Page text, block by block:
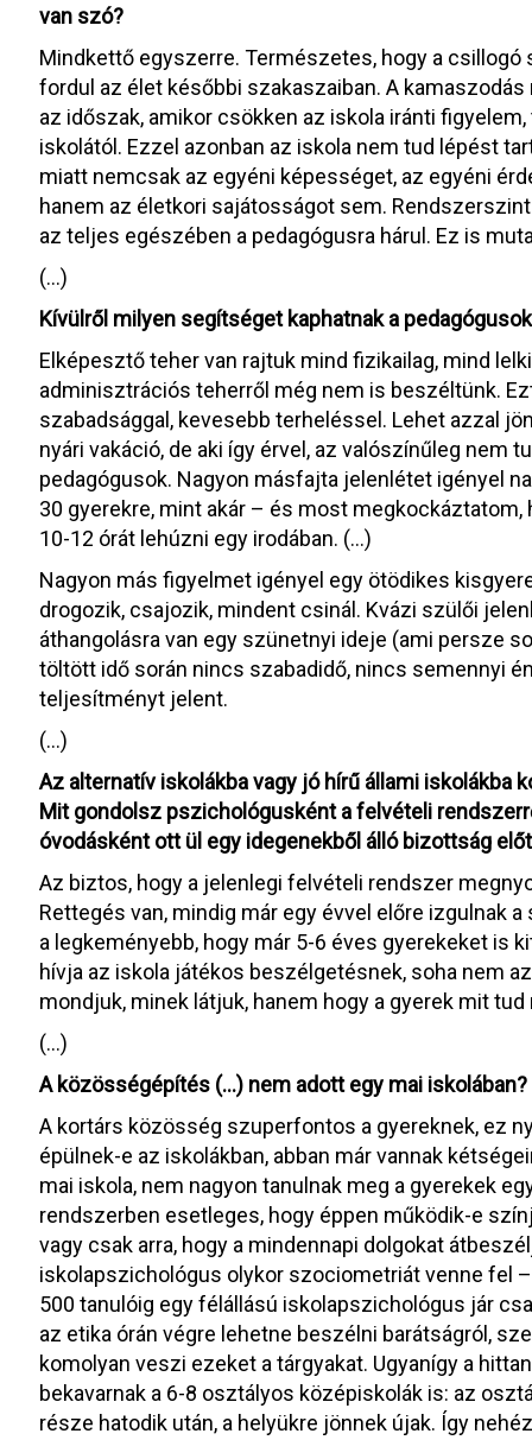
van szó?
Mindkettő egyszerre. Természetes, hogy a
fordul az élet későbbi szakaszaiban. A
az időszak, amikor csökken az iskola iránti
iskolától. Ezzel azonban az iskola nem tud lépést
miatt nemcsak az egyéni képességet, az egyéni
hanem az életkori sajátosságot sem.
az teljes egészében a pedagógusra hárul. Ez is
(…)
Kívülről milyen segítséget kaphatnak a
Elképesztő teher van rajtuk mind fizikailag, mind
adminisztrációs teherről még nem is beszéltünk.
szabadsággal, kevesebb terheléssel. Lehet azzal
nyári vakáció, de aki így érvel, az valószínűleg nem
pedagógusok. Nagyon másfajta jelenlétet igényel
30 gyerekre, mint akár – és most
10-12 órát lehúzni egy irodában. (…)
Nagyon más figyelmet igényel egy ötödikes
drogozik, csajozik, mindent csinál. Kvázi szülői
áthangolásra van egy szünetnyi ideje (ami persze
töltött idő során nincs szabadidő, nincs semennyi
teljesítményt jelent.
(…)
Az alternatív iskolákba vagy jó hírű állami iskolákba
Mit gondolsz pszichológusként a felvételi
óvodásként ott ül egy idegenekből álló bizottság
Az biztos, hogy a jelenlegi felvételi rendszer
Rettegés van, mindig már egy évvel előre izgulnak
a legkeményebb, hogy már 5-6 éves gyerekeket is
hívja az iskola játékos beszélgetésnek, soha nem
mondjuk, minek látjuk, hanem hogy a gyerek mit
(…)
A közösségépítés (…) nem adott egy mai iskolában?
A kortárs közösség szuperfontos a gyereknek, ez
épülnek-e az iskolákban, abban már vannak
mai iskola, nem nagyon tanulnak meg a gyerekek
rendszerben esetleges, hogy éppen működik-e
vagy csak arra, hogy a mindennapi dolgokat
iskolapszichológus olykor szociometriát venne fel
500 tanulóig egy félállású iskolapszichológus jár
az etika órán végre lehetne beszélni barátságról,
komolyan veszi ezeket a tárgyakat. Ugyanígy a
bekavarnak a 6-8 osztályos középiskolák is: az
része hatodik után, a helyükre jönnek újak. Így